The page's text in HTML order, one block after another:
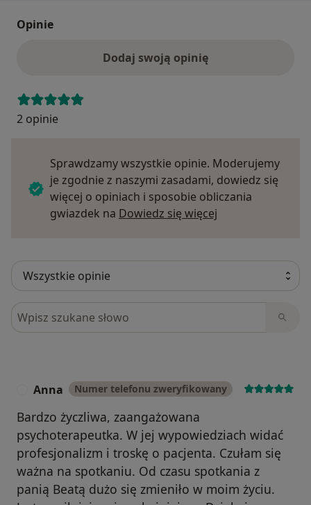
Opinie
Dodaj swoją opinię
2 opinie
Sprawdzamy wszystkie opinie. Moderujemy
je zgodnie z naszymi zasadami, dowiedz się
więcej o opiniach i sposobie obliczania
gwiazdek na Dowiedz się więcej
Szukaj w opiniach
Anna Numer telefonu zweryfikowany
Bardzo życzliwa, zaangażowana
psychoterapeutka. W jej wypowiedziach widać
profesjonalizm i troskę o pacjenta. Czułam się
ważna na spotkaniu. Od czasu spotkania z
panią Beatą dużo się zmieniło w moim życiu.